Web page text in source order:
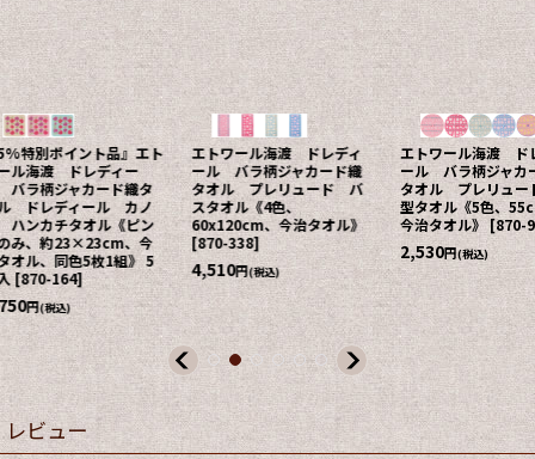
エトワール海渡 ドレディ
ール バラ柄ジャカード織
タオル プレリュード 丸
型タオル《5色、55cmφ、
今治タオル》[870-912 ]
2,530円(税込)
『5%特別ポイント品』エト
ワール海渡 ドレディー
ル バラ柄ジャカード織タ
オル プレリュード フェ
イスタオル《5色、約
34×80cm、今治タオル、
同色3枚1組》 3枚入
870-
332]
4,950 円 (税込)
『5%特別ポ
ワール海渡
ル バラ柄ジ
オル エチュ
チタオル《3
23×23cm、
同色5枚1組》
134
2,750 円(税込)
レビュー